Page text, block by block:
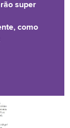
é nenhuma
onde a Lola
super
como